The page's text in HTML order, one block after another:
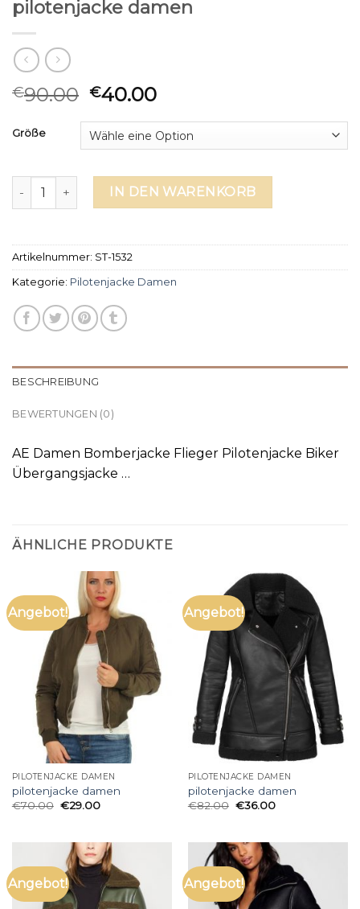
pilotenjacke damen
€90.00 €40.00
Größe
pilotenjacke damen MengeIN DEN WARENKORB
Artikelnummer: ST-1532
Kategorie: Pilotenjacke Damen
BESCHREIBUNG
BEWERTUNGEN (0)
AE Damen Bomberjacke Flieger Pilotenjacke Biker
Übergangsjacke …
ÄHNLICHE PRODUKTE
Angebot!
PILOTENJACKE DAMEN
pilotenjacke damen
€70.00 €29.00
Angebot!
PILOTENJACKE DAMEN
pilotenjacke damen
€82.00 €36.00
Angebot! Angebot!